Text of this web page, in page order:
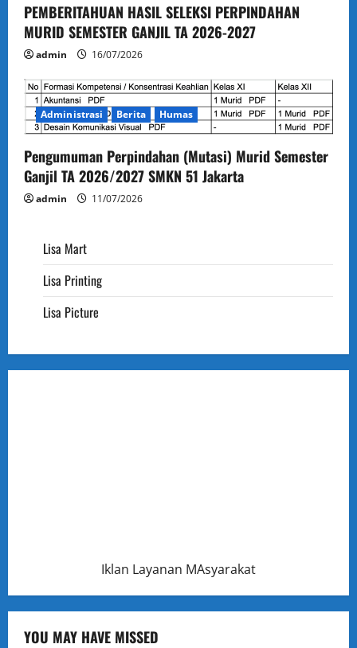
PEMBERITAHUAN HASIL SELEKSI PERPINDAHAN
MURID SEMESTER GANJIL TA 2026-2027
admin 16/07/2026
Administrasi Berita Humas
Pengumuman Perpindahan (Mutasi) Murid Semester
Ganjil TA 2026/2027 SMKN 51 Jakarta
admin 11/07/2026
Lisa Mart
Lisa Printing
Lisa Picture
Iklan Layanan MAsyarakat
YOU MAY HAVE MISSED